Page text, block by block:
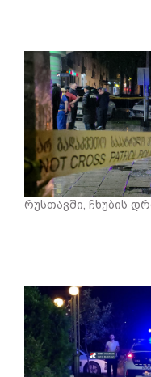
რუსთავში, ჩხუბის